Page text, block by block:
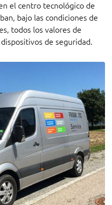
el centro tecnológico de
bajo las condiciones de
todos los valores de
de seguridad.